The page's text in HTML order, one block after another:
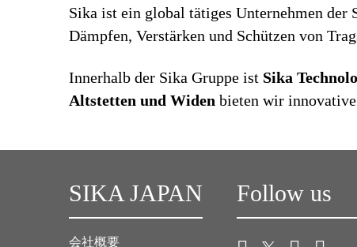
Sika ist ein global tätiges Unternehmen der
Dämpfen, Verstärken und Schützen von
Innerhalb der Sika Gruppe ist Sika
Altstetten und Widen bieten wir
SIKA JAPAN
会社概要
Follow us